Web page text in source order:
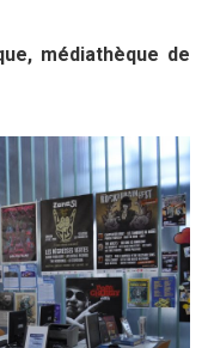
médiathèque de